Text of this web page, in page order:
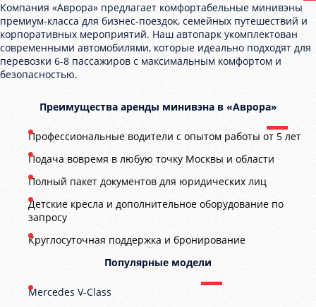
Компания «Аврора» предлагает комфортабельные минивэны
премиум-класса для бизнес-поездок, семейных путешествий и
корпоративных мероприятий. Наш автопарк укомплектован
современными автомобилями, которые идеально подходят для
перевозки 6-8 пассажиров с максимальным комфортом и
безопасностью.
Преимущества аренды минивэна в «Аврора»
Профессиональные водители с опытом работы от 5 лет
Подача вовремя в любую точку Москвы и области
Полный пакет документов для юридических лиц
Детские кресла и дополнительное оборудование по
запросу
Круглосуточная поддержка и бронирование
Популярные модели
Mercedes V-Class